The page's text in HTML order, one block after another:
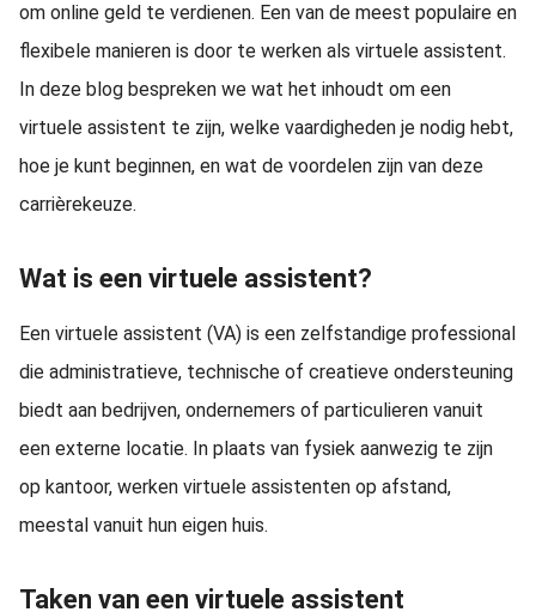
om online geld te verdienen. Een van de meest populaire en
flexibele manieren is door te werken als virtuele assistent.
In deze blog bespreken we wat het inhoudt om een
virtuele assistent te zijn, welke vaardigheden je nodig hebt,
hoe je kunt beginnen, en wat de voordelen zijn van deze
carrièrekeuze.
Wat is een virtuele assistent?
Een virtuele assistent (VA) is een zelfstandige professional
die administratieve, technische of creatieve ondersteuning
biedt aan bedrijven, ondernemers of particulieren vanuit
een externe locatie. In plaats van fysiek aanwezig te zijn
op kantoor, werken virtuele assistenten op afstand,
meestal vanuit hun eigen huis.
Taken van een virtuele assistent